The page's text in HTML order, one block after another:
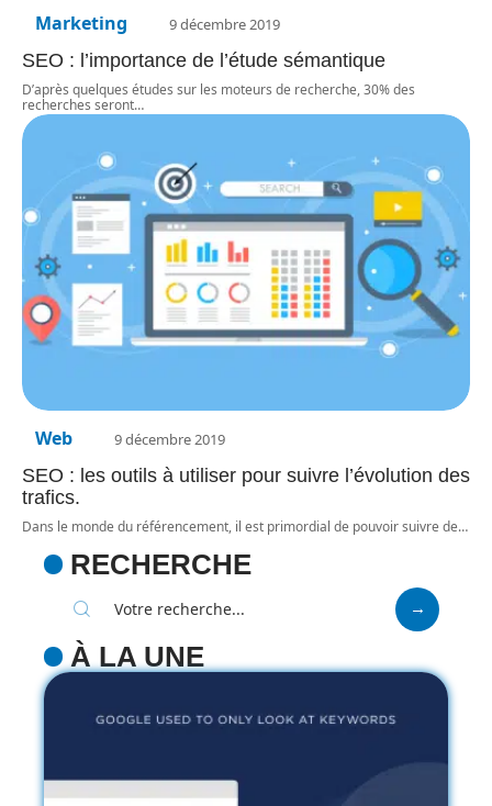
Marketing 9 décembre 2019
SEO : l’importance de l’étude sémantique
D’après quelques études sur les moteurs de recherche, 30% des
recherches seront…
Web 9 décembre 2019
SEO : les outils à utiliser pour suivre l’évolution des
trafics.
Dans le monde du référencement, il est primordial de pouvoir suivre de…
RECHERCHE
À LA UNE